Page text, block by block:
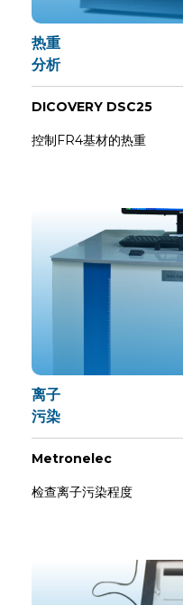
热重
分析
DICOVERY DSC25
控制FR4基材的热重
离子
污染
Metronelec
检查离子污染程度